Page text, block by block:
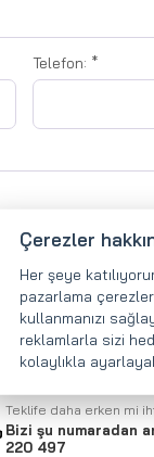
Telefon: *
talebimin işlenmesi
Teklife daha erken mi
Bizi şu numaradan
220 497
Çerezler
Her şeye
pazarlama
kullanmanızı
reklamlarla sizi
kolaylıkla